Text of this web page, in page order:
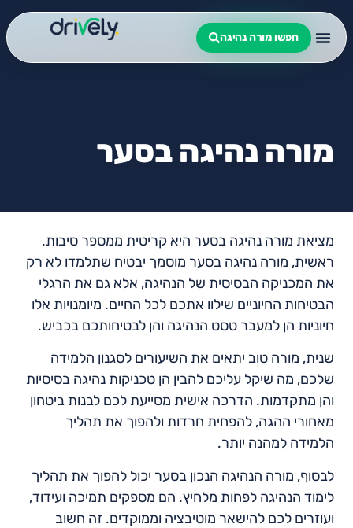
חפשו מורה נהיגה
מורה נהיגה בסער
מציאת מורה נהיגה בסער היא קריטית ממספר סיבות.
ראשית, מורה נהיגה בסער מוסמך יבטיח שתלמדו לא רק
את המכניקה הבסיסית של הנהיגה, אלא גם את הרגלי
הבטיחות החיוניים שילוו אתכם לכל החיים. מיומנויות אלו
חיוניות הן למעבר טסט הנהיגה והן לבטיחותכם בכביש.
שנית, מורה טוב יתאים את השיעורים לסגנון הלמידה
שלכם, מה שיקל עליכם להבין הן טכניקות נהיגה בסיסיות
והן מתקדמות. הדרכה אישית מסייעת לכם לבנות ביטחון
מאחורי ההגה, להפחית חרדות ולהפוך את תהליך
הלמידה למהנה יותר.
לבסוף, מורה הנהיגה הנכון בסער יכול להפוך את תהליך
לימוד הנהיגה לפחות מלחיץ. הם מספקים תמיכה ועידוד,
ועוזרים לכם להישאר מוטיבציה וממוקדים. זה חשוב